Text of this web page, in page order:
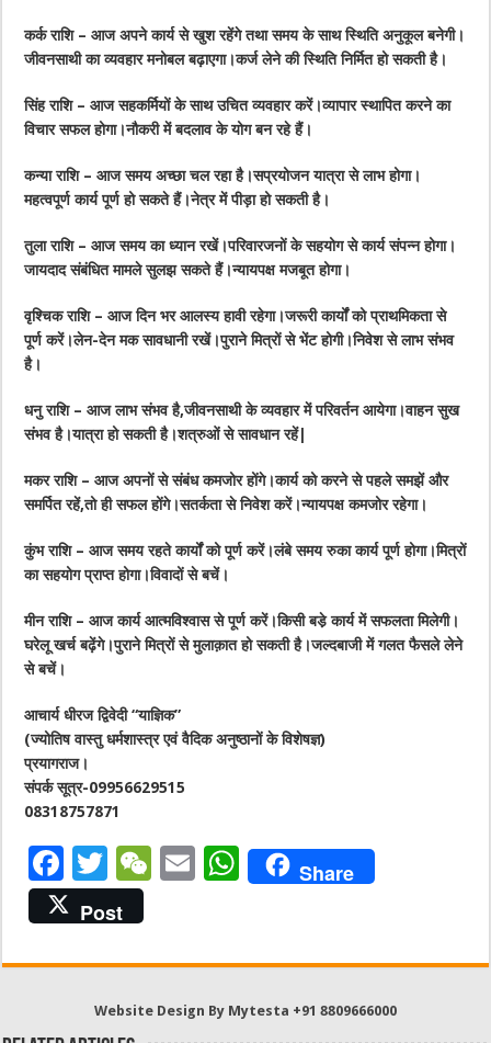
कर्क राशि – आज अपने कार्य से खुश रहेंगे तथा समय के साथ स्थिति अनुकूल बनेगी।
जीवनसाथी का व्यवहार मनोबल बढ़ाएगा।कर्ज लेने की स्थिति निर्मित हो सकती है।
सिंह राशि – आज सहकर्मियों के साथ उचित व्यवहार करें।व्यापार स्थापित करने का
विचार सफल होगा।नौकरी में बदलाव के योग बन रहे हैं।
कन्या राशि – आज समय अच्छा चल रहा है।सप्रयोजन यात्रा से लाभ होगा।
महत्वपूर्ण कार्य पूर्ण हो सकते हैं।नेत्र में पीड़ा हो सकती है।
तुला राशि – आज समय का ध्यान रखें।परिवारजनों के सहयोग से कार्य संपन्न होगा।
जायदाद संबंधित मामले सुलझ सकते हैं।न्यायपक्ष मजबूत होगा।
वृश्चिक राशि – आज दिन भर आलस्य हावी रहेगा।जरूरी कार्यों को प्राथमिकता से
पूर्ण करें।लेन-देन मक सावधानी रखें।पुराने मित्रों से भेंट होगी।निवेश से लाभ संभव
है।
धनु राशि – आज लाभ संभव है,जीवनसाथी के व्यवहार में परिवर्तन आयेगा।वाहन सुख
संभव है।यात्रा हो सकती है।शत्रुओं से सावधान रहें|
मकर राशि – आज अपनों से संबंध कमजोर होंगे।कार्य को करने से पहले समझें और
समर्पित रहें,तो ही सफल होंगे।सतर्कता से निवेश करें।न्यायपक्ष कमजोर रहेगा।
कुंभ राशि – आज समय रहते कार्यों को पूर्ण करें।लंबे समय रुका कार्य पूर्ण होगा।मित्रों
का सहयोग प्राप्त होगा।विवादों से बचें।
मीन राशि – आज कार्य आत्मविश्वास से पूर्ण करें।किसी बडे़ कार्य में सफलता मिलेगी।
घरेलू खर्च बढ़ेंगे।पुराने मित्रों से मुलाक़ात हो सकती है।जल्दबाजी में गलत फैसले लेने
से बचें।
आचार्य धीरज द्विवेदी “याज्ञिक”
(ज्योतिष वास्तु धर्मशास्त्र एवं वैदिक अनुष्ठानों के विशेषज्ञ)
प्रयागराज।
संपर्क सूत्र-09956629515
08318757871
F
a
c
e
T
w
it
te
r
W
h
at
E
l
W
s
A
Share
Post
Website Design By Mytesta +91 8809666000